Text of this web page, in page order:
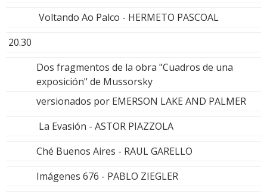
Voltando Ao Palco - HERMETO PASCOAL
20.30
Dos fragmentos de la obra "Cuadros de una
exposición" de Mussorsky
versionados por EMERSON LAKE AND PALMER
La Evasión - ASTOR PIAZZOLA
Ché Buenos Aires - RAUL GARELLO
Imágenes 676 - PABLO ZIEGLER